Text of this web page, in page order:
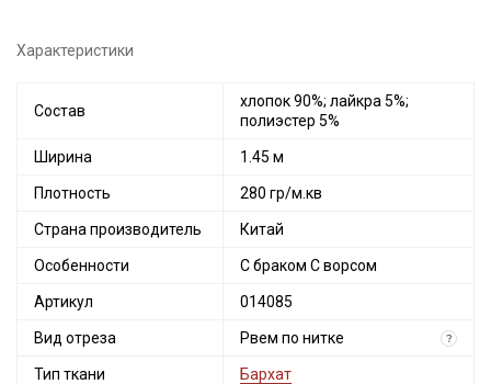
Характеристики
Состав
хлопок 90%; лайкра 5%;
полиэстер 5%
Ширина 1.45 м
Плотность 280 гр/м.кв
Страна производитель Китай
Особенности С браком С ворсом
Артикул 014085
Вид отреза Рвем по нитке ?
Тип ткани Бархат